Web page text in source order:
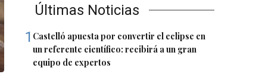
Últimas Noticias
1 Castelló apuesta por convertir el eclipse en
un referente científico: recibirá a un gran
equipo de expertos